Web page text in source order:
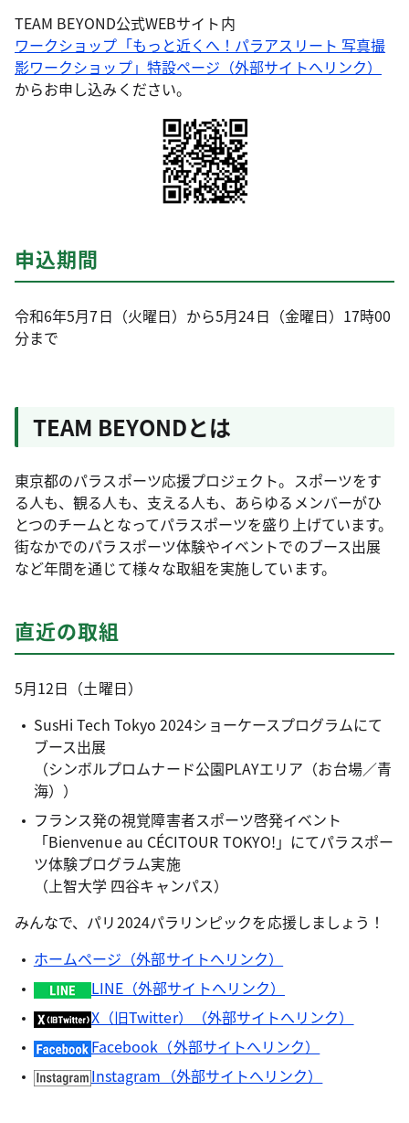
TEAM BEYOND公式WEBサイト内
ワークショップ「もっと近くへ！パラアスリート 写真撮
影ワークショップ」特設ページ（外部サイトへリンク）
からお申し込みください。
申込期間
令和6年5月7日（火曜日）から5月24日（金曜日）17時00
分まで
TEAM BEYONDとは
東京都のパラスポーツ応援プロジェクト。スポーツをす
る人も、観る人も、支える人も、あらゆるメンバーがひ
とつのチームとなってパラスポーツを盛り上げています。
街なかでのパラスポーツ体験やイベントでのブース出展
など年間を通じて様々な取組を実施しています。
直近の取組
5月12日（土曜日）
SusHi Tech Tokyo 2024ショーケースプログラムにて
ブース出展
（シンボルプロムナード公園PLAYエリア（お台場／青
海））
フランス発の視覚障害者スポーツ啓発イベント
「Bienvenue au CÉCITOUR TOKYO!」にてパラスポー
ツ体験プログラム実施
（上智大学 四谷キャンパス）
みんなで、パリ2024パラリンピックを応援しましょう！
ホームページ（外部サイトへリンク）
LINE（外部サイトへリンク）
X（旧Twitter）（外部サイトへリンク）
Facebook（外部サイトへリンク）
Instagram（外部サイトへリンク）